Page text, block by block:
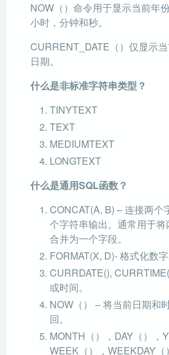
NOW（）命令用于显示当前年
小时，分钟和秒。
CURRENT_DATE（）仅显示
日期。
什么是非标准字符串类型？
TINYTEXT
TEXT
MEDIUMTEXT
LONGTEXT
什么是通用SQL函数？
CONCAT(A, B) – 连接两个
个字符串输出。通常用于
合并为一个字段。
FORMAT(X, D)- 格式化数
CURRDATE(),
或时间。
NOW（） – 将当前日期和
回。
MONTH（），DAY（），
WEEK（），WEEKDAY（